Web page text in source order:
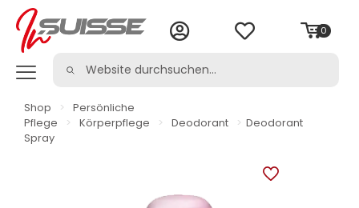
0
Shop >
Persönliche
Pflege
> Körperpflege > Deodorant > Deodorant
Spray